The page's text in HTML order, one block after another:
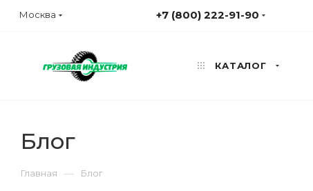
Москва +7 (800) 222-91-90
КАТАЛОГ
Блог
Главная — Блог